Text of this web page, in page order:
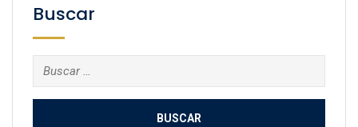
Buscar
Buscar: